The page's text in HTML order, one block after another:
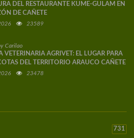
DEL RESTAURANTE KUME-GULAM EN
DE CAÑETE
23589
Carilao
VETERINARIA AGRIVET: EL LUGAR PARA
DEL TERRITORIO ARAUCO CAÑETE
23478
731